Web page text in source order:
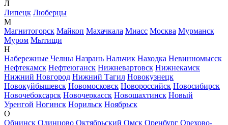
Л
Липецк Люберцы
М
Магнитогорск Майкоп Махачкала Миасс Москва Мурманск
Муром Мытищи
Н
Набережные Челны Назрань Нальчик Находка Невинномысск
Нефтекамск Нефтеюганск Нижневартовск Нижнекамск
Нижний Новгород Нижний Тагил Новокузнецк
Новокуйбышевск Новомосковск Новороссийск Новосибирск
Новочебоксарск Новочеркасск Новошахтинск Новый
Уренгой Ногинск Норильск Ноябрьск
О
Обнинск Одинцово Октябрьский Омск Оренбург Орехово-